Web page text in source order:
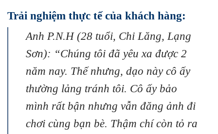
Trải nghiệm thực tế của khách hàng:
Anh P.N.H (28 tuổi, Chi Lăng, Lạng
Sơn): “Chúng tôi đã yêu xa được 2
năm nay. Thế nhưng, dạo này cô ấy
thường lảng tránh tôi. Cô ấy bảo
mình rất bận nhưng vẫn đăng ảnh đi
chơi cùng bạn bè. Thậm chí còn tỏ ra